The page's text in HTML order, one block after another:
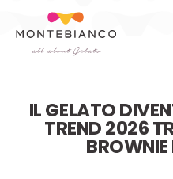
IL GELATO
TREND 2026
BROWNIE